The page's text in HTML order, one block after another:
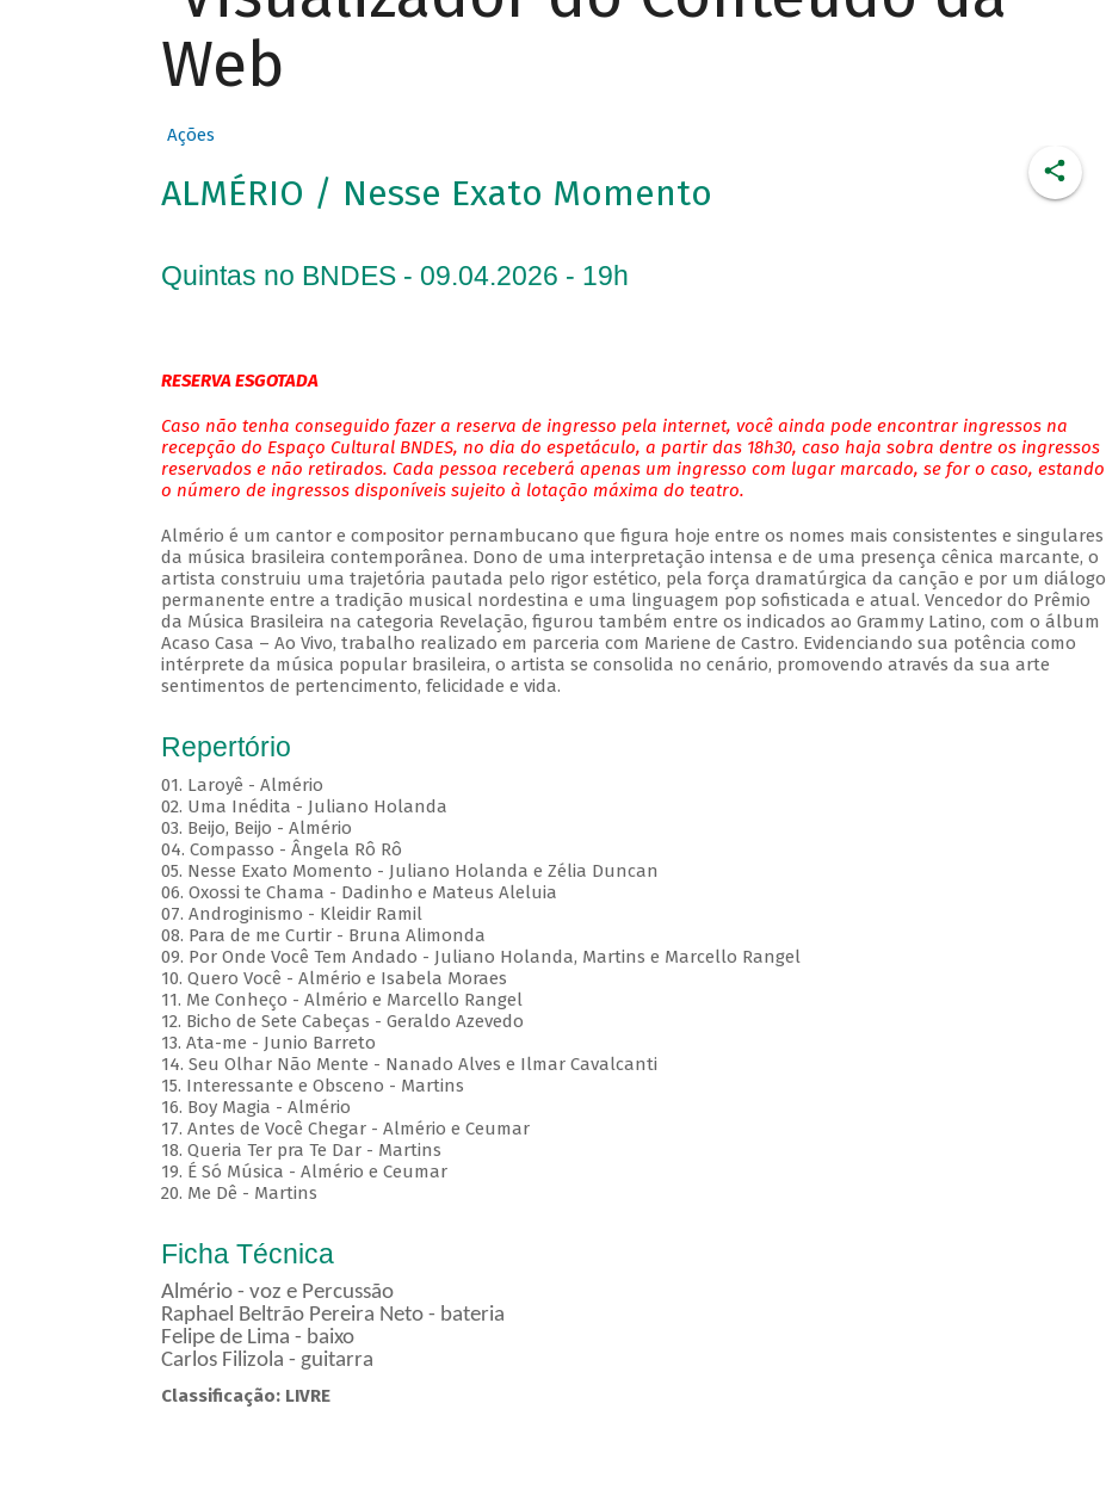
Web
Ações
ALMÉRIO / Nesse Exato Momento
Quintas no BNDES - 09.04.2026 - 19h
RESERVA ESGOTADA
Caso não tenha conseguido fazer a reserva de ingresso pela internet, você ainda pode encontrar ingressos na
recepção do Espaço Cultural BNDES, no dia do espetáculo, a partir das 18h30, caso haja sobra dentre os ingressos
reservados e não retirados. Cada pessoa receberá apenas um ingresso com lugar marcado, se for o caso, estando
o número de ingressos disponíveis sujeito à lotação máxima do teatro.
Almério é um cantor e compositor pernambucano que figura hoje entre os nomes mais consistentes e singulares
da música brasileira contemporânea. Dono de uma interpretação intensa e de uma presença cênica marcante, o
artista construiu uma trajetória pautada pelo rigor estético, pela força dramatúrgica da canção e por um diálogo
permanente entre a tradição musical nordestina e uma linguagem pop sofisticada e atual. Vencedor do Prêmio
da Música Brasileira na categoria Revelação, figurou também entre os indicados ao Grammy Latino, com o álbum
Acaso Casa – Ao Vivo, trabalho realizado em parceria com Mariene de Castro. Evidenciando sua potência como
intérprete da música popular brasileira, o artista se consolida no cenário, promovendo através da sua arte
sentimentos de pertencimento, felicidade e vida.
Repertório
01. Laroyê - Almério
02. Uma Inédita - Juliano Holanda
03. Beijo, Beijo - Almério
04. Compasso - Ângela Rô Rô
05. Nesse Exato Momento - Juliano Holanda e Zélia Duncan
06. Oxossi te Chama - Dadinho e Mateus Aleluia
07. Androginismo - Kleidir Ramil
08. Para de me Curtir - Bruna Alimonda
09. Por Onde Você Tem Andado - Juliano Holanda, Martins e Marcello Rangel
10. Quero Você - Almério e Isabela Moraes
11. Me Conheço - Almério e Marcello Rangel
12. Bicho de Sete Cabeças - Geraldo Azevedo
13. Ata-me - Junio Barreto
14. Seu Olhar Não Mente - Nanado Alves e Ilmar Cavalcanti
15. Interessante e Obsceno - Martins
16. Boy Magia - Almério
17. Antes de Você Chegar - Almério e Ceumar
18. Queria Ter pra Te Dar - Martins
19. É Só Música - Almério e Ceumar
20. Me Dê - Martins
Ficha Técnica
Almério - voz e Percussão
Raphael Beltrão Pereira Neto - bateria
Felipe de Lima - baixo
Carlos Filizola - guitarra
Classificação: LIVRE